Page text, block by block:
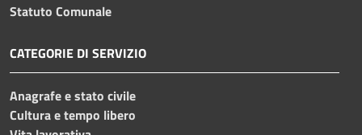
Statuto Comunale
CATEGORIE DI SERVIZIO
Anagrafe e stato civile
Cultura e tempo libero